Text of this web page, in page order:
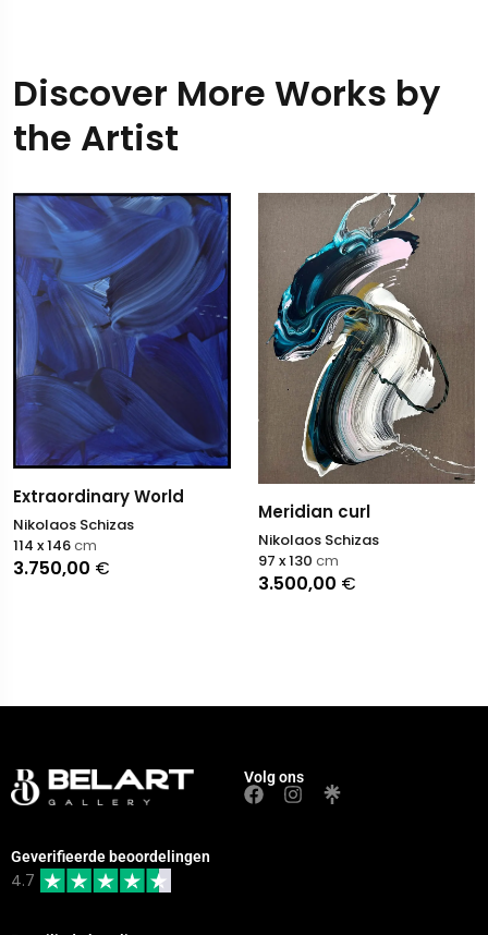
Discover More Works by
the Artist
Extraordinary World
Nikolaos Schizas
3.750,00 €
114 x 146cm
Meridian curl
Nikolaos Schizas
3.500,00 €
97 x 130 cm
Volg ons
Geverifieerde beoordelingen
4.7